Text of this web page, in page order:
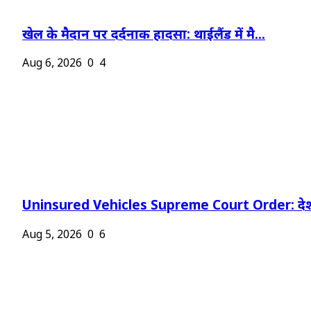
खेल के मैदान पर दर्दनाक हादसा: थाईलैंड में मै...
Aug 6, 2026 0 4
Uninsured Vehicles Supreme Court Order:
Aug 5, 2026 0 6